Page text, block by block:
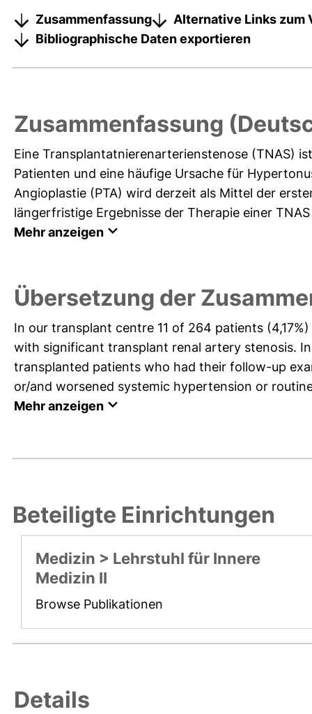
Zusammenfassung
Alternative Links zum
Bibliographische Daten exportieren
Zusammenfassung
Eine Transplantatnierenarterienstenose (TNAS)
Patienten und eine häufige Ursache für
Angioplastie (PTA) wird derzeit als Mittel der
längerfristige Ergebnisse der Therapie einer
Mehr anzeigen
Übersetzung der
In our transplant centre 11 of 264 patients
with significant transplant renal artery stenosis.
transplanted patients who had their follow-up
or/and worsened systemic hypertension or
Mehr anzeigen
Beteiligte Einrichtungen
Medizin > Lehrstuhl für Innere
Medizin II
Browse Publikationen
Details